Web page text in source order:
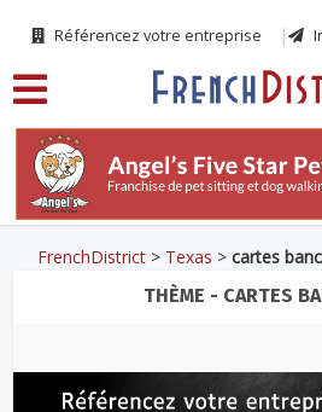
Référencez votre entreprise
FrenchDistrict > Texas >cartes
THÈME - CARTES